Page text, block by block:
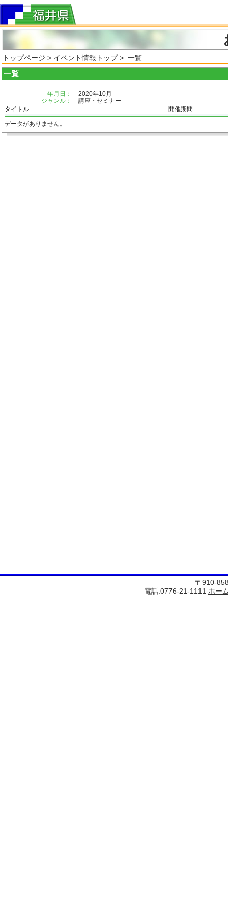
トップページ > イベント情報トップ> 一覧
一覧
年月日：
2020年10月
ジャンル：
講座・セミナー
タイトル
開催期間
データがありません。
〒910-
電話:0776-21-1111 ホー